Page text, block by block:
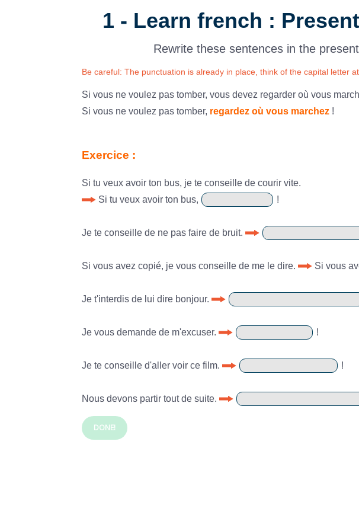
1 - Learn french :
Rewrite these sentences in the
Be careful: The punctuation is already in place, think of the capital letter
Si vous ne voulez pas tomber, vous devez regarder où vous
Si vous ne voulez pas tomber, regardez où vous marchez!
Exercice :
Si tu veux avoir ton bus, je te conseille de courir vite.
Si tu veux avoir ton bus,
!
Je te conseille de ne pas faire de bruit.
Si vous avez copié, je vous conseille de me le dire. Si vous
Je t'interdis de lui dire bonjour.
Je vous demande de m'excuser. !
Je te conseille d'aller voir ce film. !
Nous devons partir tout de suite.
DONE!